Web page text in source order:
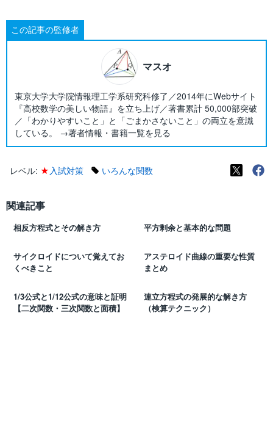
この記事の監修者
マスオ
東京大学大学院情報理工学系研究科修了／2014年にWebサイト
『高校数学の美しい物語』を立ち上げ／著書累計 50,000部突破
／「わかりやすいこと」と「ごまかさないこと」の両立を意識
している。 →著者情報・書籍一覧を見る
レベル: ★ 入試対策 いろんな関数
関連記事
相反方程式とその解き方 平方剰余と基本的な問題
サイクロイドについて覚えてお
くべきこと
アステロイド曲線の重要な性質
まとめ
1/3公式と1/12公式の意味と証明
【二次関数・三次関数と面積】
連立方程式の発展的な解き方
（検算テクニック）